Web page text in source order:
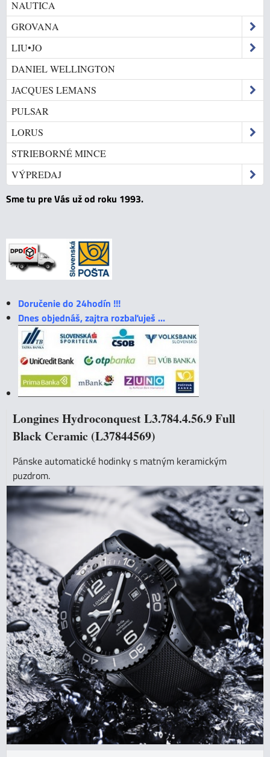
NAUTICA
GROVANA
LIU•JO
DANIEL WELLINGTON
JACQUES LEMANS
PULSAR
LORUS
STRIEBORNÉ MINCE
VÝPREDAJ
Sme tu pre Vás už od roku 1993.
Doručenie do 24hodín !!!
Dnes objednáš, zajtra rozbaľuješ ...
Longines Hydroconquest L3.784.4.56.9 Full
Black Ceramic (L37844569)
Pánske automatické hodinky s matným keramickým
puzdrom.